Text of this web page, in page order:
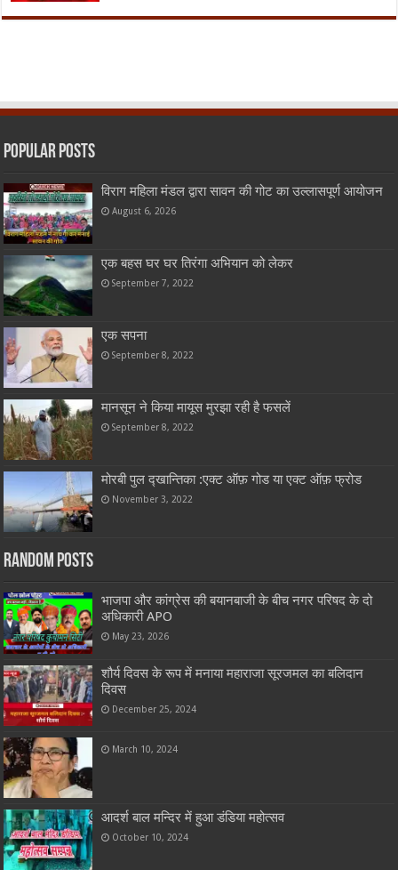
Popular Posts
विराग महिला मंडल द्वारा सावन की गोट का उल्लासपूर्ण आयोजन
August 6, 2026
एक बहस घर घर तिरंगा अभियान को लेकर
September 7, 2022
एक सपना
September 8, 2022
मानसून ने किया मायूस मुरझा रही है फसलें
September 8, 2022
मोरबी पुल द्खान्तिका :एक्ट ऑफ़ गोड या एक्ट ऑफ़ फ्रोड
November 3, 2022
Random Posts
भाजपा और कांग्रेस की बयानबाजी के बीच नगर परिषद के दो
अधिकारी APO
May 23, 2026
शौर्य दिवस के रूप में मनाया महाराजा सूरजमल का बलिदान
दिवस
December 25, 2024
March 10, 2024
आदर्श बाल मन्दिर में हुआ डंडिया महोत्सव
October 10, 2024